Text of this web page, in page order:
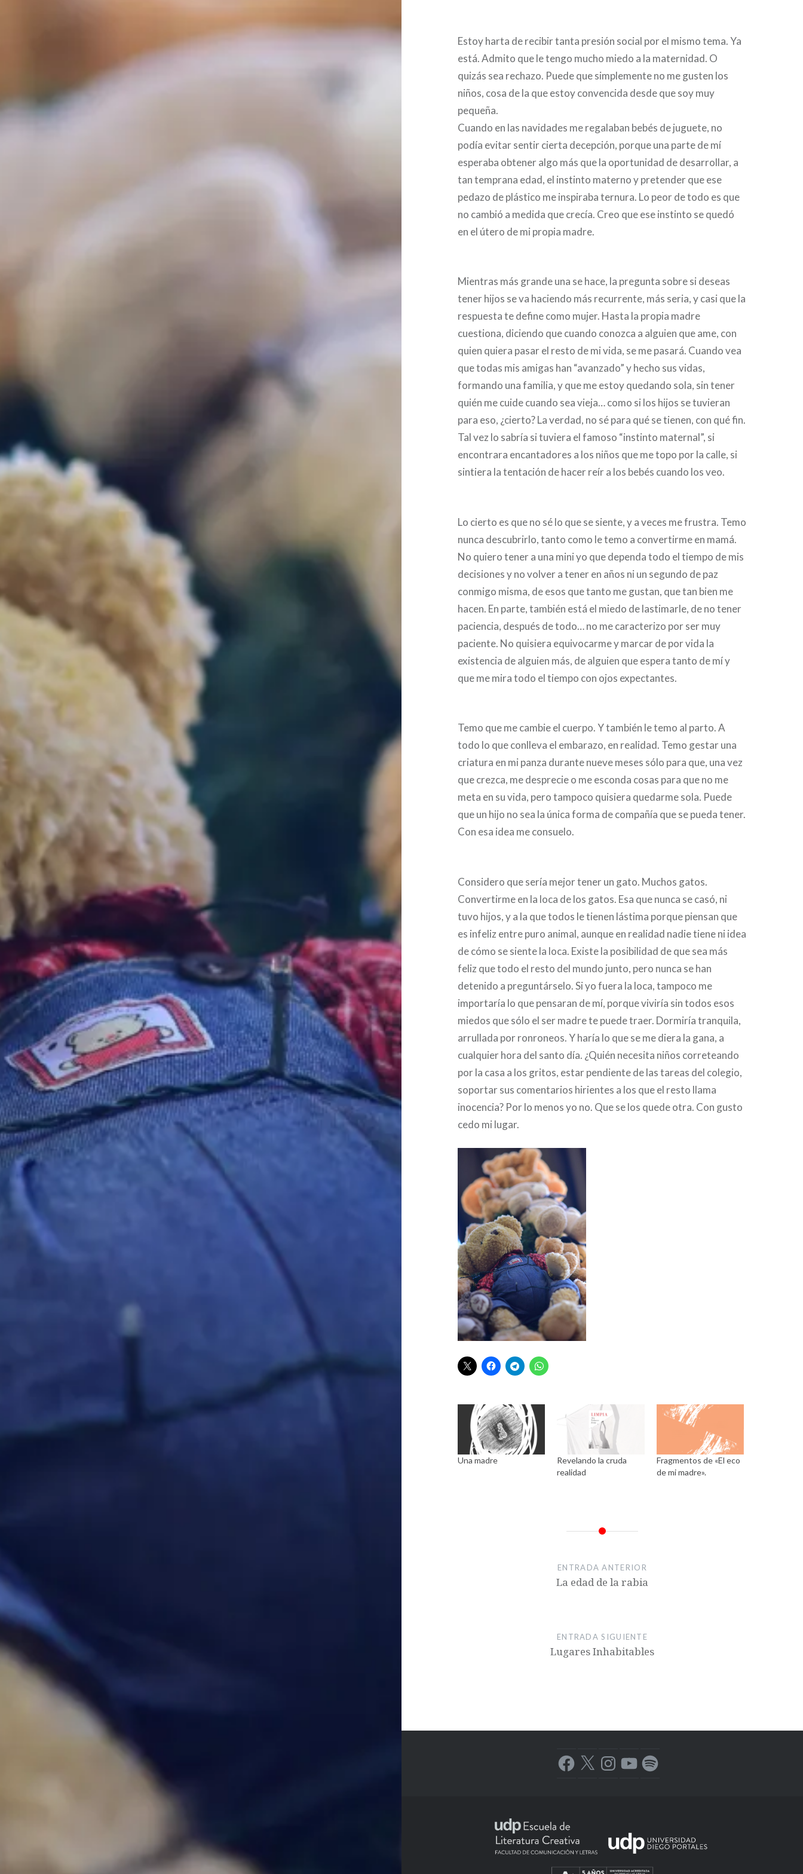
DE
2026
Estoy harta de recibir tanta presión social por el mismo tema. Ya
está. Admito que le tengo mucho miedo a la maternidad. O
quizás sea rechazo. Puede que simplemente no me gusten los
niños, cosa de la que estoy convencida desde que soy muy
pequeña.
Cuando en las navidades me regalaban bebés de juguete, no
podía evitar sentir cierta decepción, porque una parte de mí
esperaba obtener algo más que la oportunidad de desarrollar, a
tan temprana edad, el instinto materno y pretender que ese
pedazo de plástico me inspiraba ternura. Lo peor de todo es que
no cambió a medida que crecía. Creo que ese instinto se quedó
en el útero de mi propia madre.
Mientras más grande una se hace, la pregunta sobre si deseas
tener hijos se va haciendo más recurrente, más seria, y casi que la
respuesta te define como mujer. Hasta la propia madre
cuestiona, diciendo que cuando conozca a alguien que ame, con
quien quiera pasar el resto de mi vida, se me pasará. Cuando vea
que todas mis amigas han “avanzado” y hecho sus vidas,
formando una familia, y que me estoy quedando sola, sin tener
quién me cuide cuando sea vieja… como si los hijos se tuvieran
para eso, ¿cierto? La verdad, no sé para qué se tienen, con qué fin.
Tal vez lo sabría si tuviera el famoso “instinto maternal”, si
encontrara encantadores a los niños que me topo por la calle, si
sintiera la tentación de hacer reír a los bebés cuando los veo.
Lo cierto es que no sé lo que se siente, y a veces me frustra. Temo
nunca descubrirlo, tanto como le temo a convertirme en mamá.
No quiero tener a una mini yo que dependa todo el tiempo de mis
decisiones y no volver a tener en años ni un segundo de paz
conmigo misma, de esos que tanto me gustan, que tan bien me
hacen. En parte, también está el miedo de lastimarle, de no tener
paciencia, después de todo… no me caracterizo por ser muy
paciente. No quisiera equivocarme y marcar de por vida la
existencia de alguien más, de alguien que espera tanto de mí y
que me mira todo el tiempo con ojos expectantes.
Temo que me cambie el cuerpo. Y también le temo al parto. A
todo lo que conlleva el embarazo, en realidad. Temo gestar una
criatura en mi panza durante nueve meses sólo para que, una vez
que crezca, me desprecie o me esconda cosas para que no me
meta en su vida, pero tampoco quisiera quedarme sola. Puede
que un hijo no sea la única forma de compañía que se pueda tener.
Con esa idea me consuelo.
Considero que sería mejor tener un gato. Muchos gatos.
Convertirme en la loca de los gatos. Esa que nunca se casó, ni
tuvo hijos, y a la que todos le tienen lástima porque piensan que
es infeliz entre puro animal, aunque en realidad nadie tiene ni idea
de cómo se siente la loca. Existe la posibilidad de que sea más
feliz que todo el resto del mundo junto, pero nunca se han
detenido a preguntárselo. Si yo fuera la loca, tampoco me
importaría lo que pensaran de mí, porque viviría sin todos esos
miedos que sólo el ser madre te puede traer. Dormiría tranquila,
arrullada por ronroneos. Y haría lo que se me diera la gana, a
cualquier hora del santo día. ¿Quién necesita niños correteando
por la casa a los gritos, estar pendiente de las tareas del colegio,
soportar sus comentarios hirientes a los que el resto llama
inocencia? Por lo menos yo no. Que se los quede otra. Con gusto
cedo mi lugar.
Una madre
Revelando la cruda
realidad
Fragmentos de «El eco
de mi madre».
ENTRADA ANTERIOR
La edad de la rabia
ENTRADA SIGUIENTE
Lugares Inhabitables
Facebook
X InstagramYouTubeSpotify